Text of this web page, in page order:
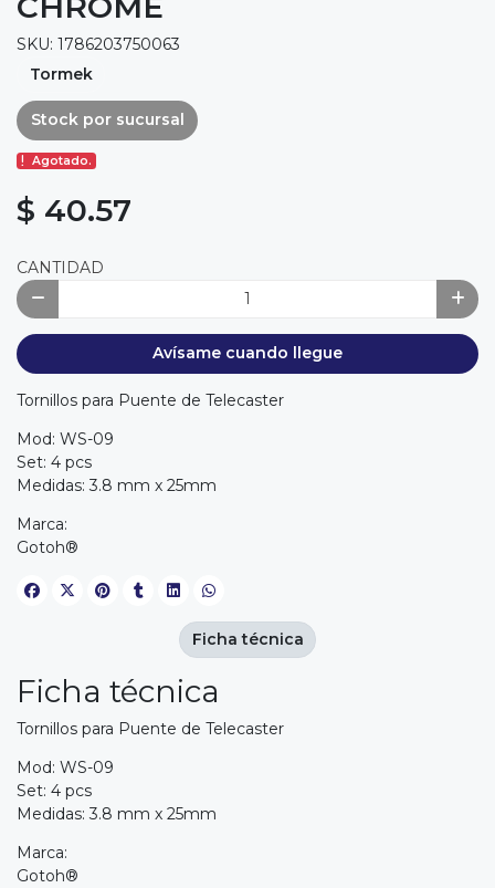
SKU: 1786203750063
Tormek
Stock por sucursal
Agotado.
$ 40.57
CANTIDAD
Avísame cuando llegue
Tornillos para Puente de Telecaster
Mod: WS-09
Set: 4 pcs
Medidas: 3.8 mm x 25mm
Marca:
Gotoh®
Ficha técnica
Tornillos para Puente de Telecaster
Mod: WS-09
Set: 4 pcs
Medidas: 3.8 mm x 25mm
Marca:
Gotoh®
Ficha técnica